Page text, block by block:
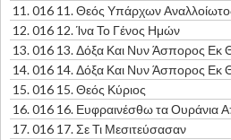
11.016 11. Θεός Υπάρχων
12.016 12. Ίνα Το Γένος Ημών
13.016 13. Δόξα Και Νυν Άσπορος Εκ
14.016 14. Δόξα Και Νυν Άσπορος Εκ
15.016 15. Θεός Κύριος
16.016 16. Ευφραινέσθω τα Ουράνια
17.016 17. Σε Τι Μεσιτεύσασαν